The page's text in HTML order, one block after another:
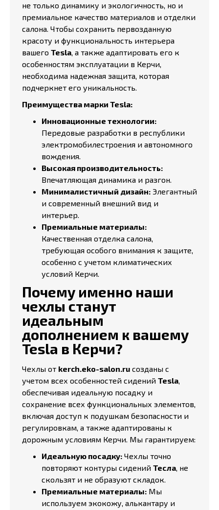
не только динамику и экологичность, но и
премиальное качество материалов и отделки
салона. Чтобы сохранить первозданную
красоту и функциональность интерьера
вашего Tesla, а также адаптировать его к
особенностям эксплуатации в Керчи,
необходима надежная защита, которая
подчеркнет его уникальность.
Преимущества марки Tesla:
Инновационные технологии:
Передовые разработки в республики
электромобилестроения и автономного
вождения.
Высокая производительность:
Впечатляющая динамика и разгон.
Минималистичный дизайн: Элегантный
и современный внешний вид и
интерьер.
Премиальные материалы:
Качественная отделка салона,
требующая особого внимания к защите,
особенно с учетом климатических
условий Керчи.
Почему именно наши
чехлы станут
идеальным
дополнением к вашему
Tesla в Керчи?
Чехлы от kerch.eko-salon.ru созданы с
учетом всех особенностей сидений Tesla,
обеспечивая идеальную посадку и
сохранение всех функциональных элементов,
включая доступ к подушкам безопасности и
регулировкам, а также адаптированы к
дорожным условиям Керчи. Мы гарантируем:
Идеальную посадку: Чехлы точно
повторяют контуры сидений Тесла, не
скользят и не образуют складок.
Премиальные материалы: Мы
используем экокожу, алькантару и